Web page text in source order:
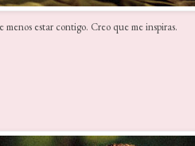
estar contigo. Creo que me inspiras.